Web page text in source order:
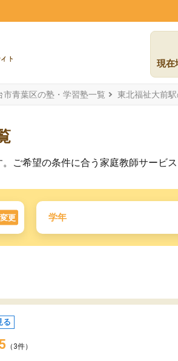
現在
市青葉区の塾・学習塾一覧 東北福祉大前
ご希望の条件に合う家庭教師サービス
変更 学年
る
（3件）